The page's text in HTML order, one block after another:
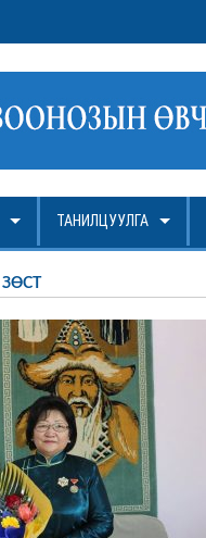
ТАНИЛЦУУЛГА
ЗӨСТ